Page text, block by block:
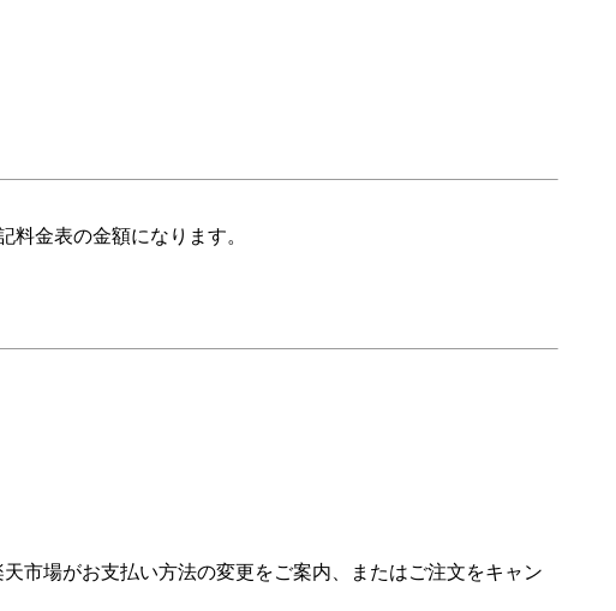
金表の金額になります。
市場がお支払い方法の変更をご案内、またはご注文をキャン